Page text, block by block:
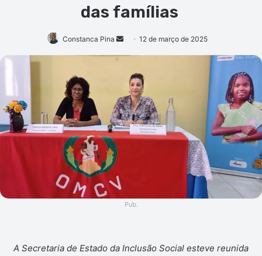
das famílias
Constanca Pina
Mande
mail
12 de março de 2025
Pub.
A Secretaria de Estado da Inclusão Social esteve reunida